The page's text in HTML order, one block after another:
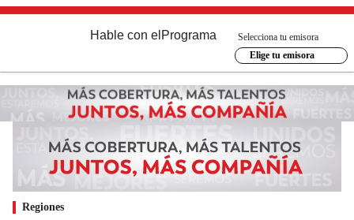
Hable con el Programa
Selecciona tu emisora
Elige tu emisora
Regiones